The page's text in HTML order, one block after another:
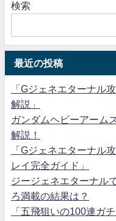
検索
最近の投稿
「Gジェネエターナル
解説」
ガンダムヘビーアーム
解説！
「Gジェネエターナル
レイ完全ガイド」
ジージェネエターナル
ろ満載の結果は？
「五飛狙いの100連ガ